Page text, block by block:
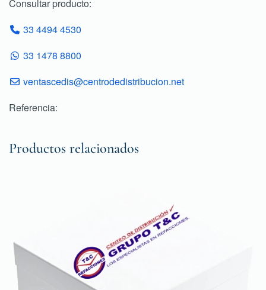
Consultar producto:
33 4494 4530
33 1478 8800
ventascedis@centrodedistribucion.net
Referencia:
Productos relacionados